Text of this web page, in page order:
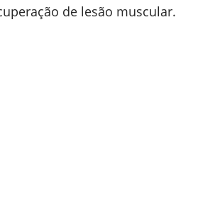
de lesão muscular.